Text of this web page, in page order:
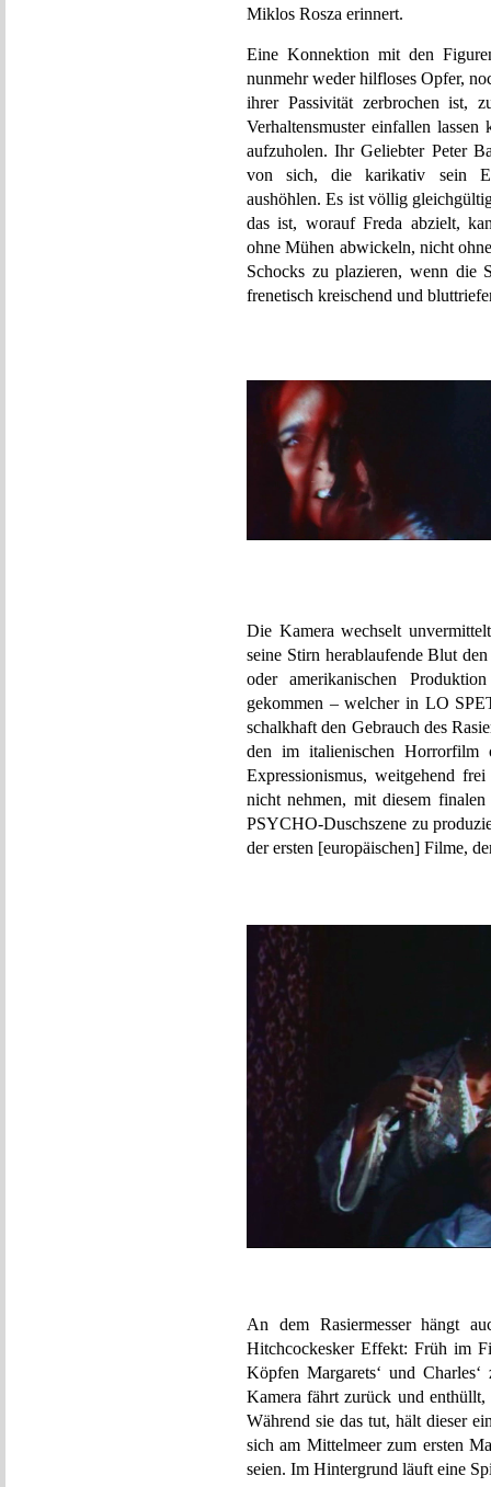
Miklos Rosza erinnert.
Eine Konnektion mit den
nunmehr weder hilfloses Opfer,
ihrer Passivität zerbrochen ist,
Verhaltensmuster einfallen
aufzuholen. Ihr Geliebter Peter
von sich, die karikativ sein
aushöhlen. Es ist völlig
das ist, worauf Freda abzielt,
ohne Mühen abwickeln, nicht
Schocks zu plazieren, wenn die
frenetisch kreischend und
Die Kamera wechselt
seine Stirn herablaufende Blut
oder amerikanischen
gekommen – welcher in LO
schalkhaft den Gebrauch des
den im italienischen Horrorfilm
Expressionismus, weitgehend
nicht nehmen, mit diesem
PSYCHO-Duschszene zu
der ersten [europäischen] Filme,
An dem Rasiermesser hängt
Hitchcockesker Effekt: Früh im
Köpfen Margarets‘ und
Kamera fährt zurück und
Während sie das tut, hält dieser
sich am Mittelmeer zum ersten
seien. Im Hintergrund läuft eine